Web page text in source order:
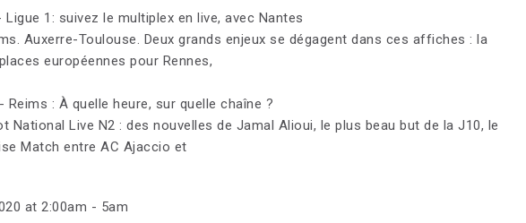
Ligue 1: suivez le multiplex en live, avec Nantes
Auxerre-Toulouse. Deux grands enjeux se dégagent dans ces affiches : la
européennes pour Rennes,
Reims : À quelle heure, sur quelle chaîne ?
National Live N2 : des nouvelles de Jamal Alioui, le plus beau but de la J10, le
Match entre AC Ajaccio et
at 2:00am - 5am